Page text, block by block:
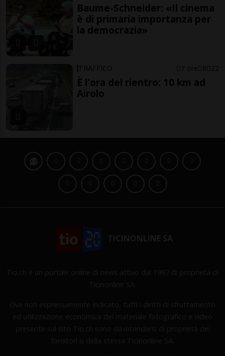
Baume-Schneider: «Il cinema
è di primaria importanza per
la democrazia»
TRAFFICO 7 ore 6 22
È l'ora del rientro: 10 km ad
Airolo